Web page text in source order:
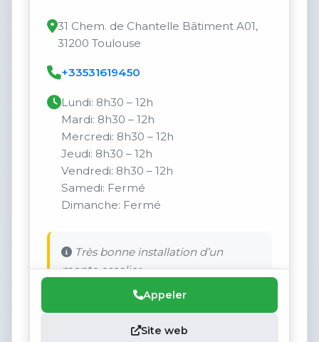
31 Chem. de Chantelle Bâtiment A01,
31200 Toulouse
+33531619450
Lundi: 8h30 – 12h
Mardi: 8h30 – 12h
Mercredi: 8h30 – 12h
Jeudi: 8h30 – 12h
Vendredi: 8h30 – 12h
Samedi: Fermé
Dimanche: Fermé
Très bonne installation d’un
monte escalier.
Appeler
Site web